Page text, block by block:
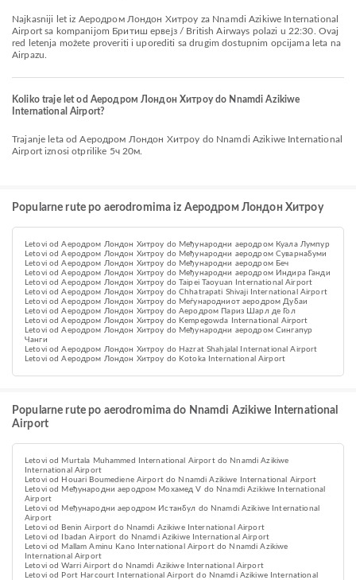
Najkasniji let iz Аеродром Лондон Хитроу za Nnamdi Azikiwe International
Airport sa kompanijom Бритиш ервејз / British Airways polazi u 22:30. Ovaj
red letenja možete proveriti i uporediti sa drugim dostupnim opcijama leta na
Airpazu.
Koliko traje let od Аеродром Лондон Хитроу do Nnamdi Azikiwe
International Airport?
Trajanje leta od Аеродром Лондон Хитроу do Nnamdi Azikiwe International
Airport iznosi otprilike 5ч 20м.
Popularne rute po aerodromima iz Аеродром Лондон Хитроу
Letovi od Аеродром Лондон Хитроу do Међународни аеродром Куала Лумпур
Letovi od Аеродром Лондон Хитроу do Међународни аеродром Суварнабуми
Letovi od Аеродром Лондон Хитроу do Међународни аеродром Беч
Letovi od Аеродром Лондон Хитроу do Међународни аеродром Индира Ганди
Letovi od Аеродром Лондон Хитроу do Taipei Taoyuan International Airport
Letovi od Аеродром Лондон Хитроу do Chhatrapati Shivaji International Airport
Letovi od Аеродром Лондон Хитроу do Меѓународниот аеродром Дубаи
Letovi od Аеродром Лондон Хитроу do Aеродром Париз Шарл де Гол
Letovi od Аеродром Лондон Хитроу do Kempegowda International Airport
Letovi od Аеродром Лондон Хитроу do Међународни аеродром Сингапур
Чанги
Letovi od Аеродром Лондон Хитроу do Hazrat Shahjalal International Airport
Letovi od Аеродром Лондон Хитроу do Kotoka International Airport
Popularne rute po aerodromima do Nnamdi Azikiwe International
Airport
Letovi od Murtala Muhammed International Airport do Nnamdi Azikiwe
International Airport
Letovi od Houari Boumediene Airport do Nnamdi Azikiwe International Airport
Letovi od Међународни аеродром Мохамед V do Nnamdi Azikiwe International
Airport
Letovi od Међународни аеродром Истанбул do Nnamdi Azikiwe International
Airport
Letovi od Benin Airport do Nnamdi Azikiwe International Airport
Letovi od Ibadan Airport do Nnamdi Azikiwe International Airport
Letovi od Mallam Aminu Kano International Airport do Nnamdi Azikiwe
International Airport
Letovi od Warri Airport do Nnamdi Azikiwe International Airport
Letovi od Port Harcourt International Airport do Nnamdi Azikiwe International